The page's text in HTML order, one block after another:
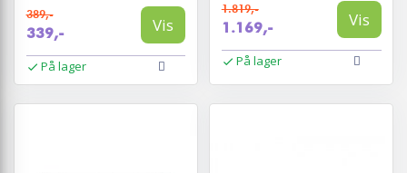
389,-
339,- Vis
På lager
1.819,-
1.169,- Vis
På lager